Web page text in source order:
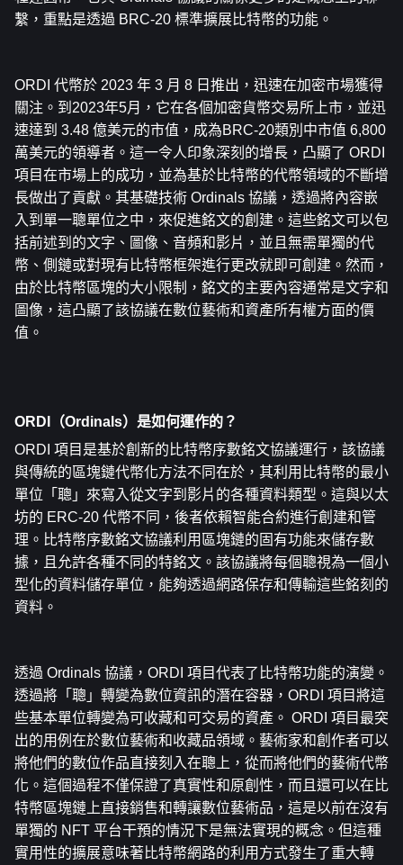
繫，重點是透過 BRC-20 標準擴展比特幣的功能。
ORDI 代幣於 2023 年 3 月 8 日推出，迅速在加密市場獲得
關注。到2023年5月，它在各個加密貨幣交易所上市，並迅
速達到 3.48 億美元的市值，成為BRC-20類別中市值 6,800
萬美元的領導者。這一令人印象深刻的增長，凸顯了 ORDI
項目在市場上的成功，並為基於比特幣的代幣領域的不斷增
長做出了貢獻。其基礎技術 Ordinals 協議，透過將內容嵌
入到單一聰單位之中，來促進銘文的創建。這些銘文可以包
括前述到的文字、圖像、音頻和影片，並且無需單獨的代
幣、側鏈或對現有比特幣框架進行更改就即可創建。然而，
由於比特幣區塊的大小限制，銘文的主要內容通常是文字和
圖像，這凸顯了該協議在數位藝術和資產所有權方面的價
值。
ORDI（Ordinals）是如何運作的？
ORDI 項目是基於創新的比特幣序數銘文協議運行，該協議
與傳統的區塊鏈代幣化方法不同在於，其利用比特幣的最小
單位「聰」來寫入從文字到影片的各種資料類型。這與以太
坊的 ERC-20 代幣不同，後者依賴智能合約進行創建和管
理。比特幣序數銘文協議利用區塊鏈的固有功能來儲存數
據，且允許各種不同的特銘文。該協議將每個聰視為一個小
型化的資料儲存單位，能夠透過網路保存和傳輸這些銘刻的
資料。
透過 Ordinals 協議，ORDI 項目代表了比特幣功能的演變。
透過將「聰」轉變為數位資訊的潛在容器，ORDI 項目將這
些基本單位轉變為可收藏和可交易的資產。 ORDI 項目最突
出的用例在於數位藝術和收藏品領域。藝術家和創作者可以
將他們的數位作品直接刻入在聰上，從而將他們的藝術代幣
化。這個過程不僅保證了真實性和原創性，而且還可以在比
特幣區塊鏈上直接銷售和轉讓數位藝術品，這是以前在沒有
單獨的 NFT 平台干預的情況下是無法實現的概念。但這種
實用性的擴展意味著比特幣網路的利用方式發生了重大轉